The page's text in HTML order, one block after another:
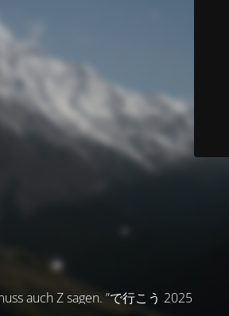
auch Z sagen. ”で行こう 2025